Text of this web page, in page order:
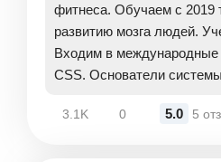
фитнеса. Обучаем с 2019
развитию мозга людей.
Входим в международные
CSS. Основатели
3.1K 0 5.0 5